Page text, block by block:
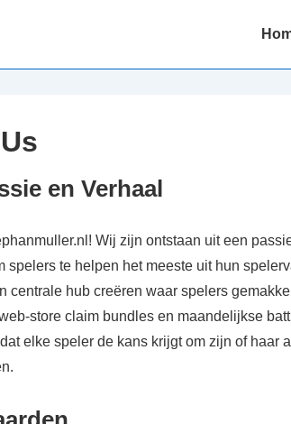
Main
en Verhaal
Wij zijn ontstaan uit een
spelers te helpen het meeste uit hun
centrale hub creëren waar spelers
store claim bundles en maandelijkse
elke speler de kans krijgt om zijn of haar